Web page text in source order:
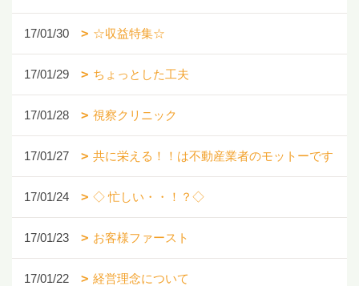
17/01/30 ☆収益特集☆
17/01/29 ちょっとした工夫
17/01/28 視察クリニック
17/01/27 共に栄える！！は不動産業者のモットーです
17/01/24 ◇ 忙しい・・！？◇
17/01/23 お客様ファースト
17/01/22 経営理念について